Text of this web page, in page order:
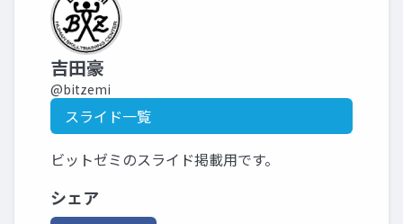
吉田豪
@bitzemi
スライド一覧
ビットゼミのスライド掲載用です。
シェア